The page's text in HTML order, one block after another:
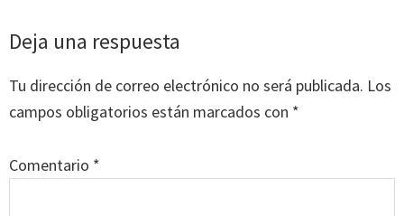
Interacciones
los
lectores
Deja una respuesta
Tu dirección de correo electrónico no será publicada. Los
campos obligatorios están marcados con *
Comentario *